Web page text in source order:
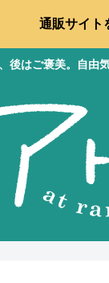
後はご褒美。自由
通販サイト